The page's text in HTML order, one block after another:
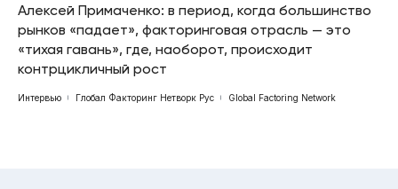
Алексей Примаченко: в период, когда большинство
рынков «падает», факторинговая отрасль — это
«тихая гавань», где, наоборот, происходит
контрцикличный рост
Интервью Глобал Факторинг Нетворк Рус Global Factoring Network